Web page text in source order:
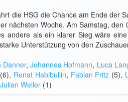
die HSG die Chance am Ende der
nächsten Woche. Am Samstag,
andere als ein klarer Sieg wäre
Unterstützung von den
Danner,Johannes Hofmann, Luca
Renat Habibullin, Fabian Fritz (5),
Julian Weller (1)